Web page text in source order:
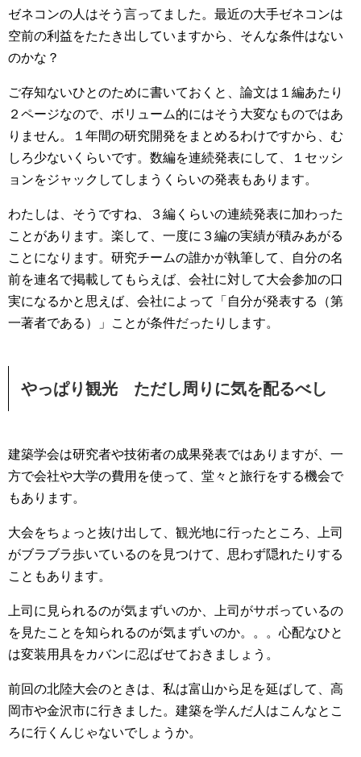
ゼネコンの人はそう言ってました。最近の大手ゼネコンは
空前の利益をたたき出していますから、そんな条件はない
のかな？
ご存知ないひとのために書いておくと、論文は１編あたり
２ページなので、ボリューム的にはそう大変なものではあ
りません。１年間の研究開発をまとめるわけですから、む
しろ少ないくらいです。数編を連続発表にして、１セッシ
ョンをジャックしてしまうくらいの発表もあります。
わたしは、そうですね、３編くらいの連続発表に加わった
ことがあります。楽して、一度に３編の実績が積みあがる
ことになります。研究チームの誰かが執筆して、自分の名
前を連名で掲載してもらえば、会社に対して大会参加の口
実になるかと思えば、会社によって「自分が発表する（第
一著者である）」ことが条件だったりします。
やっぱり観光 ただし周りに気を配るべし
建築学会は研究者や技術者の成果発表ではありますが、一
方で会社や大学の費用を使って、堂々と旅行をする機会で
もあります。
大会をちょっと抜け出して、観光地に行ったところ、上司
がブラブラ歩いているのを見つけて、思わず隠れたりする
こともあります。
上司に見られるのが気まずいのか、上司がサボっているの
を見たことを知られるのが気まずいのか。。。心配なひと
は変装用具をカバンに忍ばせておきましょう。
前回の北陸大会のときは、私は富山から足を延ばして、高
岡市や金沢市に行きました。建築を学んだ人はこんなとこ
ろに行くんじゃないでしょうか。